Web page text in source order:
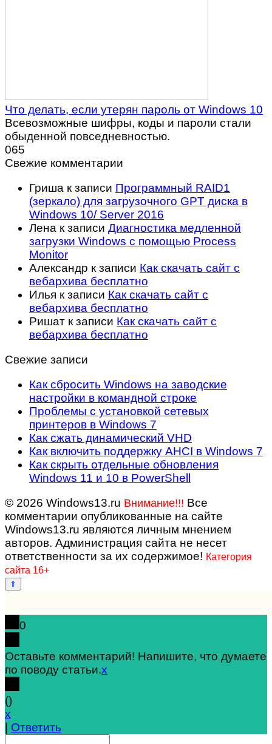
Что делать, если утерян пароль от Windows 10
Всевозможные шифры, коды и пароли стали
обыденной повседневностью.
065
Свежие комментарии
Гриша к записи Программный RAID1
(зеркало) для загрузочного GPT диска в
Windows 10/ Server 2016
Лена к записи Диагностика медленной
загрузки Windows с помощью Process
Monitor
Александр к записи Как скачать сайт с
вебархива бесплатно
Илья к записи Как скачать сайт с
вебархива бесплатно
Ришат к записи Как скачать сайт с
вебархива бесплатно
Свежие записи
Как сбросить Windows на заводские
настройки в командной строке
Проблемы с установкой сетевых
принтеров в Windows 7
Как сжать динамический VHD
Как включить поддержку AHCI в Windows 7
Как скрыть отдельные обновления
Windows 11 и 10 в PowerShell
© 2026 Windows13.ru Внимание!!! Все
комментарии опубликованные на сайте
Windows13.ru являются личным мнением
авторов. Администрация сайта не несет
ответственности за их содержимое! Категория
сайта 16+
0
Оставьте комментарий! Напишите, что думаете
по поводу статьи.x
()
x
Ответить